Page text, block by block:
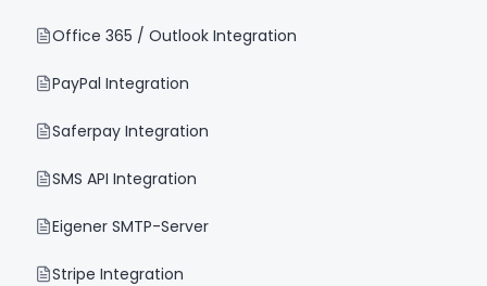
Office 365 / Outlook Integration
PayPal Integration
Saferpay Integration
SMS API Integration
Eigener SMTP-Server
Stripe Integration